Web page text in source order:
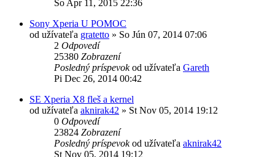
So Apr 11, 2015 22:36
Sony Xperia U POMOC
od užívateľa gratetto » So Jún 07, 2014 07:06
2 Odpovedí
25380 Zobrazení
Posledný príspevokod užívateľa Gareth
Pi Dec 26, 2014 00:42
SE Xperia X8 fleš a kernel
od užívateľa aknirak42 » St Nov 05, 2014 19:12
0 Odpovedí
23824 Zobrazení
Posledný príspevokod užívateľa aknirak42
St Nov 05, 2014 19:12